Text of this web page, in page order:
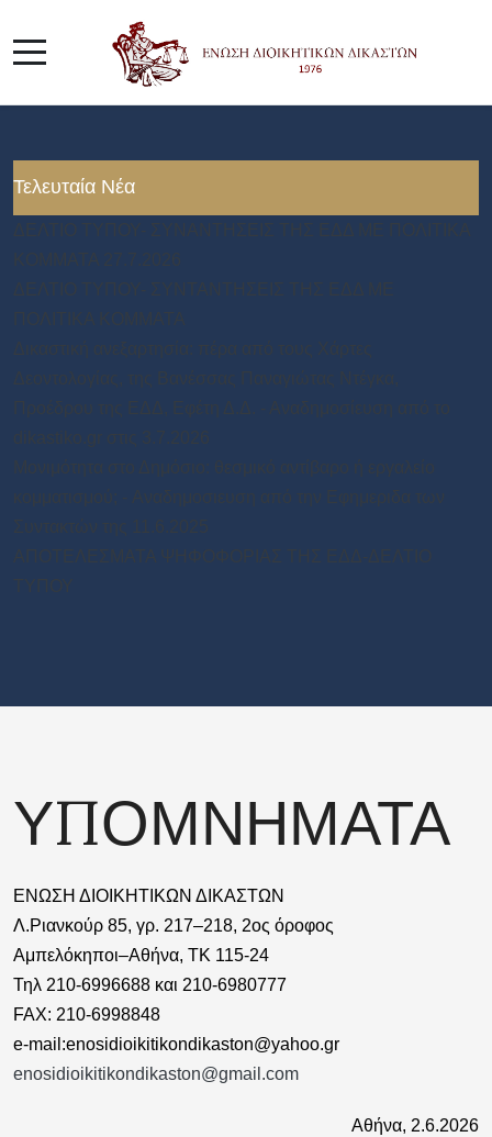
Τελευταία Νέα
ΥΠΟΜΝΗΜΑΤΑ
ΕΝΩΣΗ ΔΙΟΙΚΗΤΙΚΩΝ ΔΙΚΑΣΤΩΝ
Λ.Ριανκούρ 85, γρ. 217–218, 2ος όροφος
Αμπελόκηποι–Αθήνα, ΤΚ 115-24
Τηλ 210-6996688 και 210-6980777
FAX: 210-6998848
e-mail:enosidioikitikondikaston@yahoo.gr
enosidioikitikondikaston@gmail.com
Αθήνα, 2.6.2026